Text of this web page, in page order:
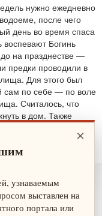
нужно ежедневно
после чего
день во время спаса
воспевают Богинь
на празднестве —
предки проводили в
Для этого был
сам по себе — по воле
Считалось, что
в дом. Также
духов.
×
узнаваемым
выставлен на
портала или